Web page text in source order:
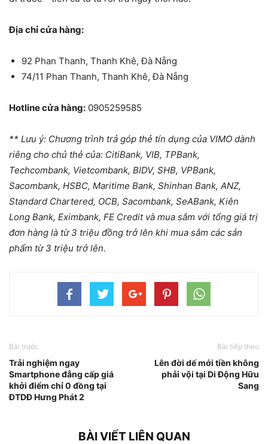
Địa chỉ cửa hàng:
92 Phan Thanh, Thanh Khê, Đà Nẵng
74/11 Phan Thanh, Thanh Khê, Đà Nẵng
Hotline cửa hàng: 0905259585
** Lưu ý: Chương trình trả góp thẻ tín dụng của VIMO dành
riêng cho chủ thẻ của: CitiBank, VIB, TPBank,
Techcombank, Vietcombank, BIDV, SHB, VPBank,
Sacombank, HSBC, Maritime Bank, Shinhan Bank, ANZ,
Standard Chartered, OCB, Sacombank, SeABank, Kiên
Long Bank, Eximbank, FE Credit và mua sắm với tổng giá trị
đơn hàng là từ 3 triệu đồng trở lên khi mua sắm các sản
phẩm từ 3 triệu trở lên.
Bài trước
Trải nghiệm ngay
Smartphone đẳng cấp giá
khởi điểm chỉ 0 đồng tại
ĐTDĐ Hưng Phát 2
Bài tiếp theo
Lên đời dế mới tiền không
phải vội tại Di Động Hữu
Sang
BÀI VIẾT LIÊN QUAN